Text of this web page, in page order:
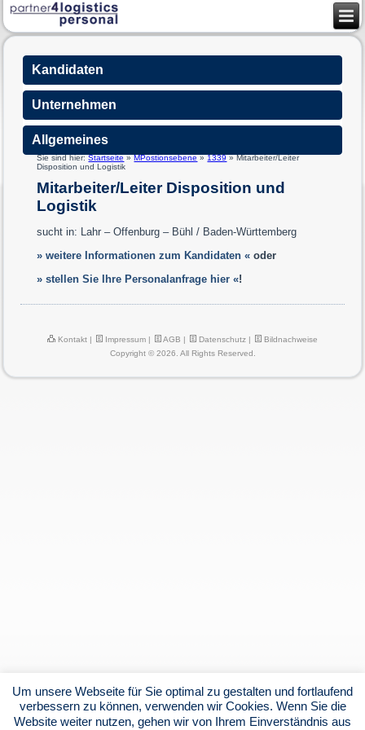
Kandidaten
Unternehmen
Allgemeines
Sie sind hier:Startseite » MPostionsebene »1339 » Mitarbeiter/Leiter
Disposition und Logistik
Mitarbeiter/Leiter Disposition und
Logistik
sucht in: Lahr – Offenburg – Bühl / Baden-Württemberg
» weitere Informationen zum Kandidaten « oder
» stellen Sie Ihre Personalanfrage hier «!
Kontakt Impressum AGB Datenschutz
Bildnachweise
Copyright © 2026. All Rights Reserved.
Um unsere Webseite für Sie optimal zu gestalten und fortlaufend
verbessern zu können, verwenden wir Cookies. Wenn Sie die
Website weiter nutzen, gehen wir von Ihrem Einverständnis aus